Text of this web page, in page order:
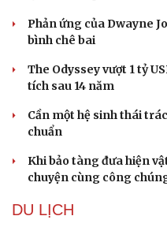
Tham vọng robot hóa
“ma trận” 550 biến thể
Đức tăng tốc chương
tác với Rolls-Royce
Thực hư việc Mỹ cạn kiệt
Tên lửa đạn đạo Nga